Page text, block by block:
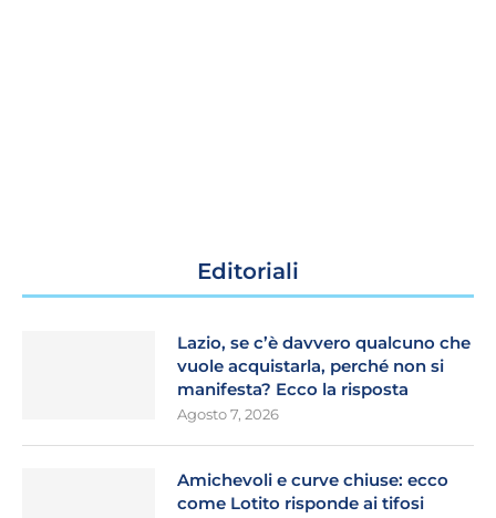
Editoriali
Lazio, se c’è davvero qualcuno che
vuole acquistarla, perché non si
manifesta? Ecco la risposta
Agosto 7, 2026
Amichevoli e curve chiuse: ecco
come Lotito risponde ai tifosi